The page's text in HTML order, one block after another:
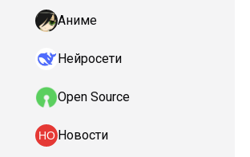
Аниме
Нейросети
Open Source
Новости